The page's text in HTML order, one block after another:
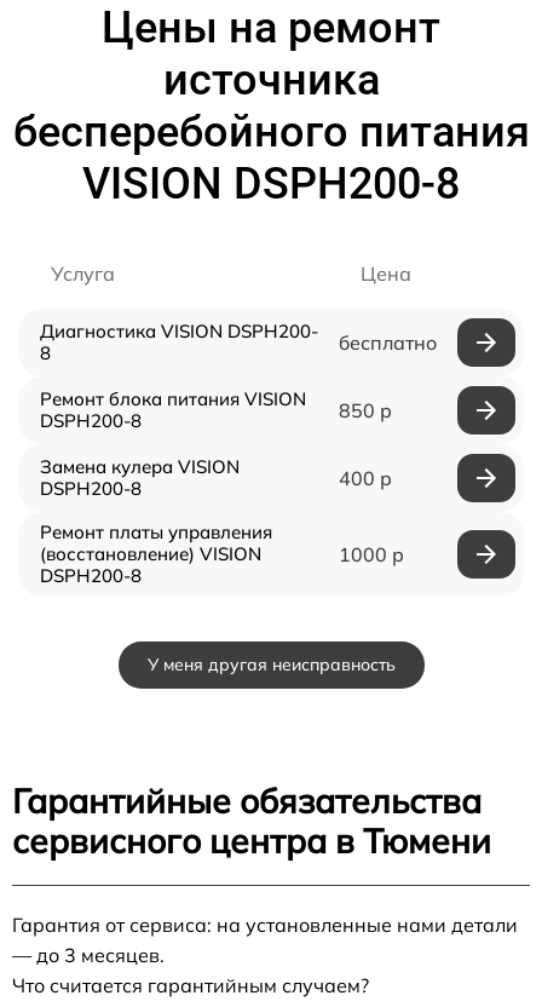
Цены на ремонт
источника
бесперебойного питания
VISION DSPH200-8
Услуга Цена
Диагностика VISION DSPH200-
8
бесплатно
Ремонт блока питания VISION
DSPH200-8
850 р
Замена кулера VISION
DSPH200-8
400 р
Ремонт платы управления
(восстановление) VISION
DSPH200-8
1000 р
У меня другая неисправность
Гарантийные обязательства
сервисного центра в Тюмени
Гарантия от сервиса: на установленные нами детали
— до 3 месяцев.
Что считается гарантийным случаем?